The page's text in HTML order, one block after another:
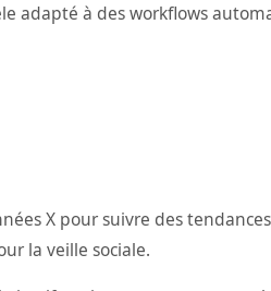
adapté à des workflows
X pour suivre des
la veille sociale.